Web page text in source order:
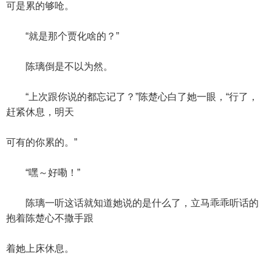
可是累的够呛。
“就是那个贾化啥的？”
陈璃倒是不以为然。
“上次跟你说的都忘记了？”陈楚心白了她一眼，“行了，
赶紧休息，明天
可有的你累的。”
“嘿～好嘞！”
陈璃一听这话就知道她说的是什么了，立马乖乖听话的
抱着陈楚心不撒手跟
着她上床休息。